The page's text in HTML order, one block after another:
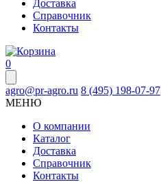
Доставка
Справочник
Контакты
0
agro@pr-agro.ru 8 (495) 198-07-97
МЕНЮ
О компании
Каталог
Доставка
Справочник
Контакты